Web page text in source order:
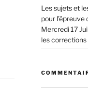
Les sujets et
pour
Mercredi 17
les corrections